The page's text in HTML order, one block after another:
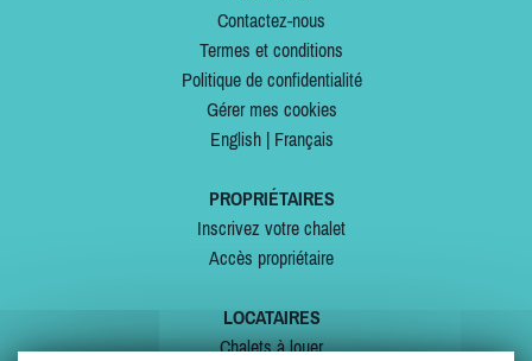
Contactez-nous
Termes et conditions
Politique de confidentialité
Gérer mes cookies
English| Français
PROPRIÉTAIRES
Inscrivez votre chalet
Accès propriétaire
LOCATAIRES
Chalets à louer